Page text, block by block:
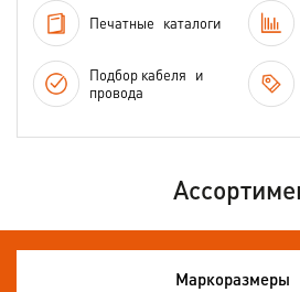
Печатные каталоги
Подбор кабеля и
провода
Маркоразмеры